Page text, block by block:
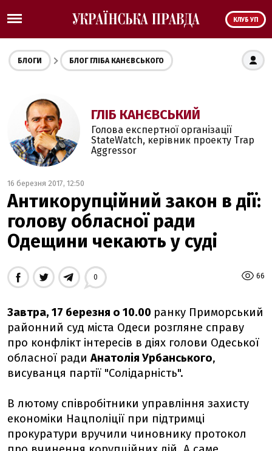
КЛУБ УП
БЛОГИ БЛОГ ГЛІБА КАНЄВСЬКОГО
ГЛІБ КАНЄВСЬКИЙ
Голова експертної організації
StateWatch, керівник проекту Trap
Aggressor
16 березня 2017, 12:50
Антикорупційний закон в дії:
голову обласної ради
Одещини чекають у суді
66
0
Завтра, 17 березня о 10.00 ранку Приморський
районний суд міста Одеси розгляне справу
про конфлікт інтересів в діях голови Одеської
обласної ради Анатолія Урбанського,
висуванця партії "Солідарність".
В лютому співробітники управління захисту
економіки Нацполіції при підтримці
прокуратури вручили чиновнику протокол